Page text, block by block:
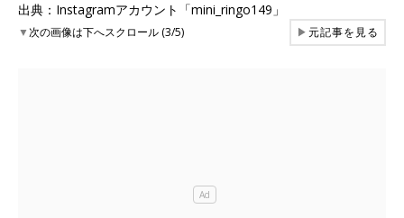
出典：Instagramアカウント「mini_ringo149」
▼次の画像は下へスクロール (3/5) ▶元記事を見る